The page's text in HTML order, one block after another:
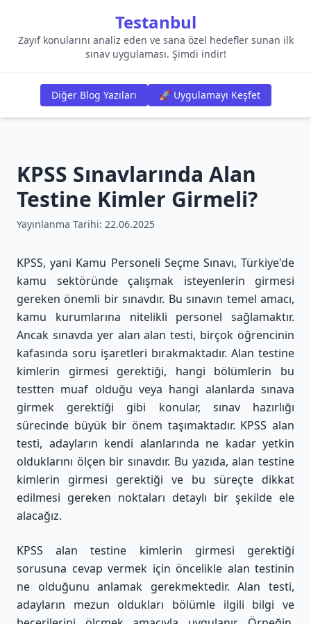
Testanbul
Zayıf konularını analiz eden ve sana özel hedefler sunan ilk
sınav uygulaması. Şimdi indir!
Diğer Blog Yazıları 🚀 Uygulamayı Keşfet
KPSS Sınavlarında Alan
Testine Kimler Girmeli?
Yayınlanma Tarihi: 22.06.2025
KPSS, yani Kamu Personeli Seçme Sınavı, Türkiye'de
kamu sektöründe çalışmak isteyenlerin girmesi
gereken önemli bir sınavdır. Bu sınavın temel amacı,
kamu kurumlarına nitelikli personel sağlamaktır.
Ancak sınavda yer alan alan testi, birçok öğrencinin
kafasında soru işaretleri bırakmaktadır. Alan testine
kimlerin girmesi gerektiği, hangi bölümlerin bu
testten muaf olduğu veya hangi alanlarda sınava
girmek gerektiği gibi konular, sınav hazırlığı
sürecinde büyük bir önem taşımaktadır. KPSS alan
testi, adayların kendi alanlarında ne kadar yetkin
olduklarını ölçen bir sınavdır. Bu yazıda, alan testine
kimlerin girmesi gerektiği ve bu süreçte dikkat
edilmesi gereken noktaları detaylı bir şekilde ele
alacağız.
KPSS alan testine kimlerin girmesi gerektiği
sorusuna cevap vermek için öncelikle alan testinin
ne olduğunu anlamak gerekmektedir. Alan testi,
adayların mezun oldukları bölümle ilgili bilgi ve